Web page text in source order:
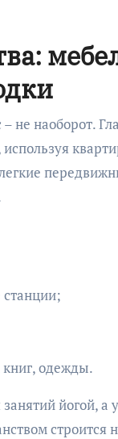
не наоборот.
книг, одежды.
йогой, а
строится